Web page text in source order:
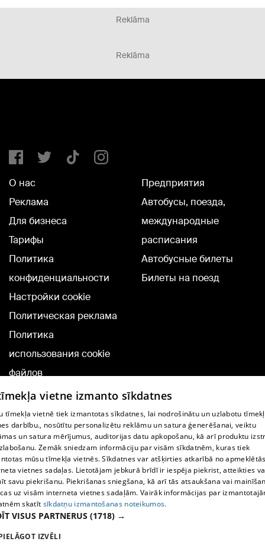
Reklāma
Reklāma
О нас
Реклама
Для бизнеса
Тарифы
Политика
конфиденциальности
Настройки cookie
Политическая реклама
Политика
использования cookie
файлов
Добавление
комментариев
Предприятия
Автобусы, поезда,
международные
расписания
Автобусные билеты
Билеты на поезд
TВ-программа
Условия договора
360 Ziņu kontakti
Helio Media
Служба помощи портала: э-почта -
vietne izmanto sīkdatnes
tīmekļa vietnē tiek izmantotas sīkdatnes, lai nodrošinātu un uzlabotu
darbību., nosūtītu personalizētu reklāmu un satura ģenerēšanai, veiktu
un satura mērījumus, auditorijas datu apkopošanu, kā arī produktu
Zemāk sniedzam informāciju par visām sīkdatnēm, kuras tiek
mūsu tīmekļa vietnēs. Sīkdatnes var atšķirties atkarībā no
vietnes sadaļas. Lietotājam jebkurā brīdī ir iespēja piekrist, atteikties
savu piekrišanu. Piekrišanas sniegšana, kā arī tās atsaukšana vai
uz visām interneta vietnes sadaļām. Vairāk informācijas par
skatīt sīkdatņu izmantošanas noteikumos.
VISUS PARTNERUS (1718) →
IZVĒLI